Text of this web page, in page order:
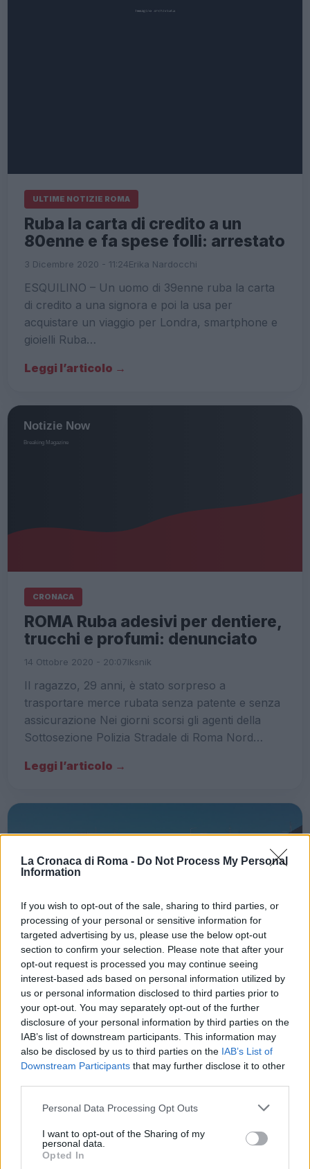
La Cronaca di Roma - Do Not Process My Personal
Information
If you wish to opt-out of the sale, sharing to third parties, or
processing of your personal or sensitive information for
targeted advertising by us, please use the below opt-out
section to confirm your selection. Please note that after your
opt-out request is processed you may continue seeing
interest-based ads based on personal information utilized by
us or personal information disclosed to third parties prior to
your opt-out. You may separately opt-out of the further
disclosure of your personal information by third parties on the
IAB’s list of downstream participants. This information may
also be disclosed by us to third parties on the IAB’s List of
Downstream Participants that may further disclose it to other
Please note that this website/app uses one or more Google
not limited to your visit or usage behaviour. You may click to
grant or deny consent to Google and its third-party tags to
use your data for below specified purposes in below Google
Personal Data Processing Opt Outs
I want to opt-out of the Sharing of my
personal data.
Opted In
ULTIME NOTIZIE ROMA
Ruba la carta di credito a un
80enne e fa spese folli: arrestato
3 Dicembre 2020 - 11:24Erika Nardocchi
ESQUILINO – Un uomo di 39enne ruba la carta
di credito a una signora e poi la usa per
acquistare un viaggio per Londra, smartphone e
gioielli Ruba…
Leggi l’articolo →
CRONACA
ROMA Ruba adesivi per dentiere,
trucchi e profumi: denunciato
14 Ottobre 2020 - 20:07Iksnik
Il ragazzo, 29 anni, è stato sorpreso a
trasportare merce rubata senza patente e senza
assicurazione Nei giorni scorsi gli agenti della
Sottosezione Polizia Stradale di Roma Nord…
Leggi l’articolo →
PRIMO PIANO
Punta coltello a una donna e crea
il panico: inseguimento nel VI
municipio
ignoti motivi un uomo sulla trentina,
probabilmente dopo aver puntato addosso un
coltello a una ragazza, le ha rubato…